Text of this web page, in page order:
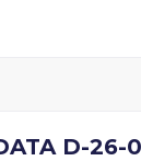
D-26-